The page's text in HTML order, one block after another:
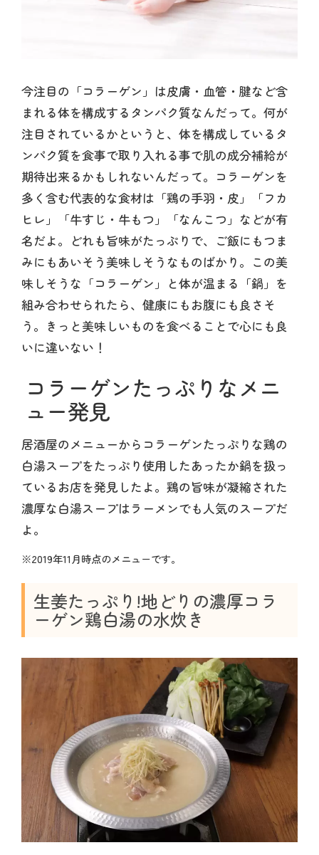
今注目の「コラーゲン」は皮膚・血管・腱など含
まれる体を構成するタンパク質なんだって。何が
注目されているかというと、体を構成しているタ
ンパク質を食事で取り入れる事で肌の成分補給が
期待出来るかもしれないんだって。コラーゲンを
多く含む代表的な食材は「鶏の手羽・皮」「フカ
ヒレ」「牛すじ・牛もつ」「なんこつ」などが有
名だよ。どれも旨味がたっぷりで、ご飯にもつま
みにもあいそう美味しそうなものばかり。この美
味しそうな「コラーゲン」と体が温まる「鍋」を
組み合わせられたら、健康にもお腹にも良さそ
う。きっと美味しいものを食べることで心にも良
いに違いない！
コラーゲンたっぷりなメニ
ュー発見
居酒屋のメニューからコラーゲンたっぷりな鶏の
白湯スープをたっぷり使用したあったか鍋を扱っ
ているお店を発見したよ。鶏の旨味が凝縮された
濃厚な白湯スープはラーメンでも人気のスープだ
よ。
※2019年11月時点のメニューです。
生姜たっぷり!地どりの濃厚コラ
ーゲン鶏白湯の水炊き